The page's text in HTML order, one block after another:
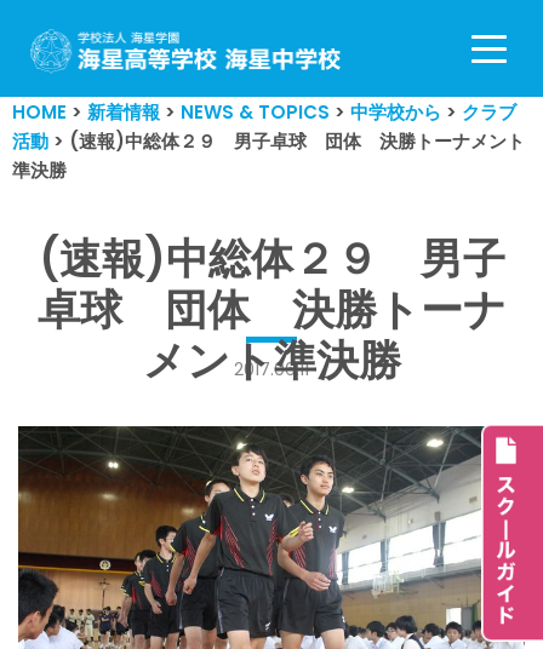
コ
ン
テ
ン
ツ
プ
HOME > 新着情報 > NEWS & TOPICS > 中学校から > クラブ
活動 > (速報)中総体２９ 男子卓球 団体 決勝トーナメント
準決勝
(速報)中総体２９ 男子
卓球 団体 決勝トーナ
メント準決勝
2017.06.11